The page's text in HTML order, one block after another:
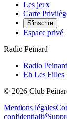
Les jeux
Carte
S'inscrire
Espace privé
Radio Peinard
Radio Peinard
Eh Les Filles
© 2026 Club
Mentions légales
confidentialité